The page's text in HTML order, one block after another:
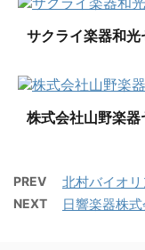
サクライ楽器和光
株式会社山野楽
PREV 北村バイオ
NEXT 日響楽器株